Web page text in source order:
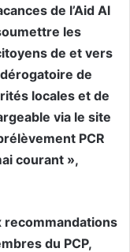
de l’Aid Al
les
de et vers
dérogatoire de
locales et de
via le site
PCR
courant »,
du PCP,